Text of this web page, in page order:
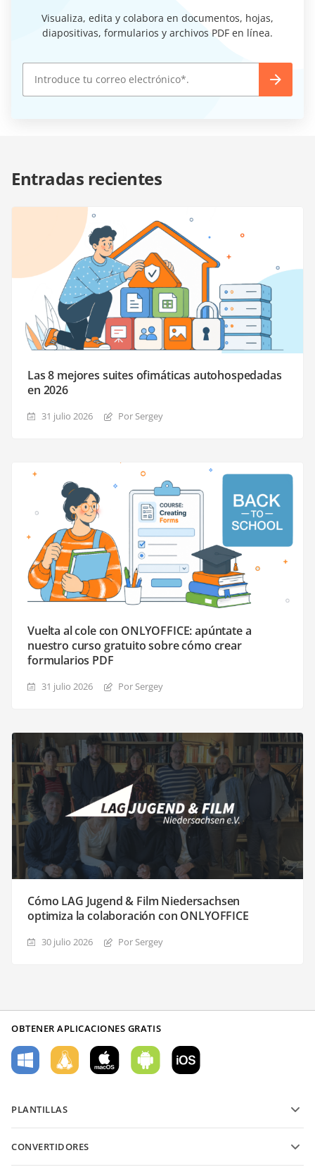
Visualiza, edita y colabora en documentos, hojas,
diapositivas, formularios y archivos PDF en línea.
Entradas recientes
Las 8 mejores suites ofimáticas autohospedadas
en 2026
31 julio 2026 Por Sergey
Vuelta al cole con ONLYOFFICE: apúntate a
nuestro curso gratuito sobre cómo crear
formularios PDF
31 julio 2026 Por Sergey
Cómo LAG Jugend & Film Niedersachsen
optimiza la colaboración con ONLYOFFICE
30 julio 2026 Por Sergey
OBTENER APLICACIONES GRATIS
PLANTILLAS
Plantillas de documentos de texto
CONVERTIDORES